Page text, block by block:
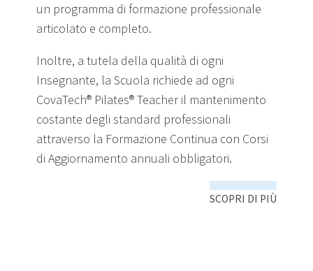
un programma di formazione professionale
articolato e completo.
Inoltre, a tutela della qualità di ogni
Insegnante, la Scuola richiede ad ogni
CovaTech® Pilates® Teacher il mantenimento
costante degli standard professionali
attraverso la Formazione Continua con Corsi
di Aggiornamento annuali obbligatori.
SCOPRI DI PIÙ